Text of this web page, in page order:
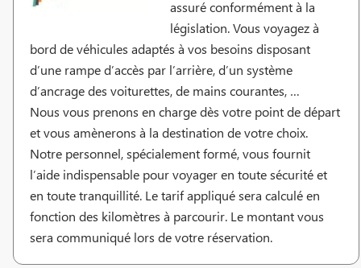
assuré conformément à la
législation. Vous voyagez à
bord de véhicules adaptés à vos besoins disposant
d’une rampe d’accès par l’arrière, d’un système
d’ancrage des voiturettes, de mains courantes, …
Nous vous prenons en charge dès votre point de départ
et vous amènerons à la destination de votre choix.
Notre personnel, spécialement formé, vous fournit
l’aide indispensable pour voyager en toute sécurité et
en toute tranquillité. Le tarif appliqué sera calculé en
fonction des kilomètres à parcourir. Le montant vous
sera communiqué lors de votre réservation.